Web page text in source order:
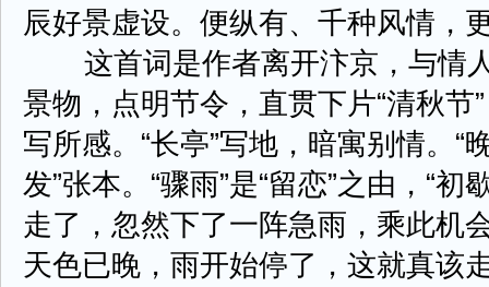
辰好景虚设。便纵有、千种风情，
这首词是作者离开汴京，与情人
景物，点明节令，直贯下片“清秋节
写所感。“长亭”写地，暗寓别情。“
发”张本。“骤雨”是“留恋”之由，“初
走了，忽然下了一阵急雨，乘此机
天色已晚，雨开始停了，这就真该